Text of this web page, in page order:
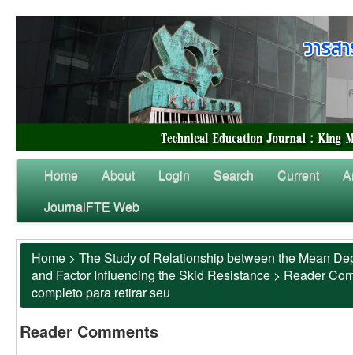
Home About Login Search Current
JournalFTE Web
Home > The Study of Relationship between the Mean
and Factor Influencing the Skid Resistance > Reader
completo para retirar seu
Reader Comments